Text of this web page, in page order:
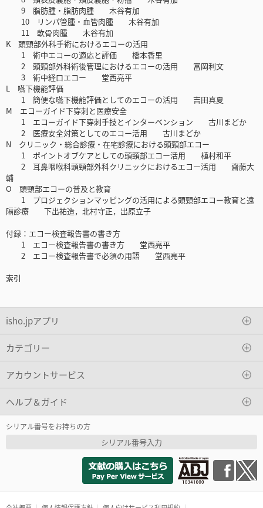
9 脂肪腫・脂肪肉腫 木谷有加
10 リンパ管腫・血管肉腫 木谷有加
11 軟骨肉腫 木谷有加
K 頭頸部外科手術におけるエコーの活用
1 術中エコーの適応と評価 橋本香里
2 頭頸部外科術後管理におけるエコーの活用 富岡利文
3 術中経口エコー 堂西亮平
L 嚥下機能評価
1 簡便な嚥下機能評価としてのエコーの活用 吉田真夏
M エコーガイド下穿刺と医療安全
1 エコーガイド下穿刺手技とインターベンション 古川まどか
2 医療安全対策としてのエコー活用 古川まどか
N クリニック・総合診療・在宅診療における頭頸部エコー
1 ポイントオブケアとしての頭頸部エコー活用 植村和平
2 耳鼻咽喉科頭頸部外科クリニックにおけるエコー活用 齋藤大
輔
O 頭頸部エコーの普及と教育
1 プロジェクションマッピングの活用による頭頸部エコー教育と遠
隔診療 下出祐造，北村守正，出原立子
付録：エコー検査報告書の書き方
1 エコー検査報告書の書き方 堂西亮平
2 エコー検査報告書で必須の用語 堂西亮平
索引
isho.jpアプリ
カテゴリー
アカウントサービス
ヘルプ＆ガイド
シリアル番号をお持ちの方
シリアル番号入力